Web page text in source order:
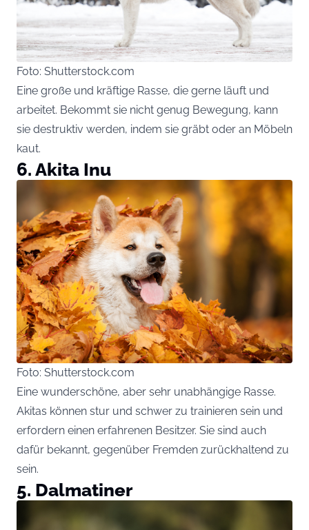
Foto: Shutterstock.com
Eine große und kräftige Rasse, die gerne läuft und
arbeitet. Bekommt sie nicht genug Bewegung, kann
sie destruktiv werden, indem sie gräbt oder an Möbeln
kaut.
6. Akita Inu
Foto: Shutterstock.com
Eine wunderschöne, aber sehr unabhängige Rasse.
Akitas können stur und schwer zu trainieren sein und
erfordern einen erfahrenen Besitzer. Sie sind auch
dafür bekannt, gegenüber Fremden zurückhaltend zu
sein.
5. Dalmatiner